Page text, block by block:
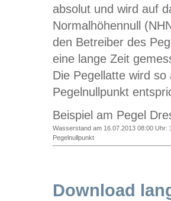
absolut und wird auf
Normalhöhennull
den Betreiber des
eine lange Zeit
Die Pegellatte wird
Pegelnullpunkt
Beispiel am Pegel
Wasserstand am 16.07.2013 08:00 Uhr:
Pegelnullpunkt
Download